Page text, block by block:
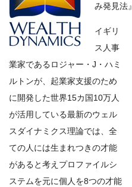
み発見法』
イギリ
ス人事
業家であるロジャー・J・ハミ
ルトンが、起業家支援のため
に開発した世界15カ国10万人
が活用している最新のウェル
スダイナミクス理論では、全
ての人には生まれつきの才能
があると考えプロファイルシ
ステムを元に個人を8つの才能